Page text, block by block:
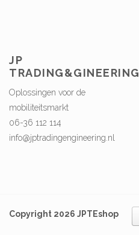
JP
TRADING&GINEERING
Oplossingen voor de
mobiliteitsmarkt
06-36 112 114
info@jptradingengineering.nl
Copyright 2026 JPTEshop